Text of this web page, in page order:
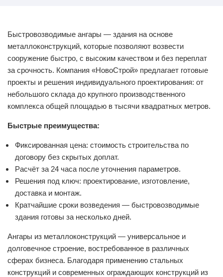
Быстровозводимые ангары — здания на основе
металлоконструкций, которые позволяют возвести
сооружение быстро, с высоким качеством и без переплат
за срочность. Компания «НовоСтрой» предлагает готовые
проекты и решения индивидуального проектирования: от
небольшого склада до крупного производственного
комплекса общей площадью в тысячи квадратных метров.
Быстрые преимущества:
Фиксированная цена: стоимость строительства по
договору без скрытых доплат.
Расчёт за 24 часа после уточнения параметров.
Решения под ключ: проектирование, изготовление,
доставка и монтаж.
Кратчайшие сроки возведения — быстровозводимые
здания готовы за несколько дней.
Ангары из металлоконструкций — универсальное и
долговечное строение, востребованное в различных
сферах бизнеса. Благодаря применению стальных
конструкций и современных ограждающих конструкций из